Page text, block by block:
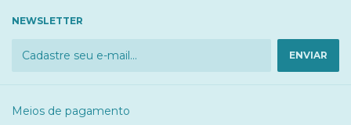
NEWSLETTER
Meios de pagamento